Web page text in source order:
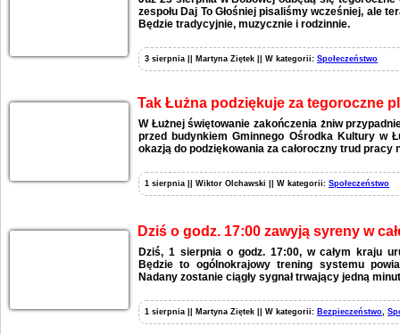
zespołu Daj To Głośniej pisaliśmy wcześniej, ale
Będzie tradycyjnie, muzycznie i rodzinnie.
3 sierpnia || Martyna Ziętek || W kategorii: Społeczeństwo
Tak Łużna podziękuje za tegoroczne
W Łużnej świętowanie zakończenia żniw
przed budynkiem Gminnego Ośrodka Kultury w
okazją do podziękowania za całoroczny trud pracy
1 sierpnia || Wiktor Olchawski || W kategorii: Społeczeństwo
Dziś o godz. 17:00 zawyją syreny w
Dziś, 1 sierpnia o godz. 17:00, w całym kraju
Będzie to ogólnokrajowy trening systemu
Nadany zostanie ciągły sygnał trwający jedną
1 sierpnia || Martyna Ziętek || W kategorii: Bezpieczeństwo